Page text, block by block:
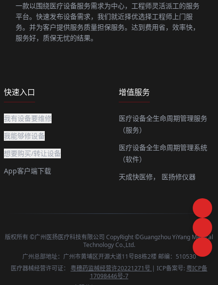
一款以围绕医疗设备服务需求为中心，工程师灵活派工的服务
平台。快速发布设备需求，我们就近择优选择工程师上门服
务。并为客户提供服务质量担保服务。达到费用省，效率快，
服务好，质保无忧的结果。
快速入口
我有设备要维修
我能够修设备
想要购买/转让设备
App客户端下载
增值服务
医疗设备全生命周期管理服务
（服务）
医疗设备全生命周期管理系统
（软件）
天成快医修，
医扬修仪器
版权所有 ©广州医扬医疗科技有限公司 CopyRight ©Guangzhou YiYang Medical
Technology Co.,Ltd.
广州总部地址：广州市黄埔区开源大道11号B8栋2楼 邮编：510530
医疗器械经营许可证： 粤穗药监械经营许20221271号 | ICP备案号: 粤ICP备
17098446号-7